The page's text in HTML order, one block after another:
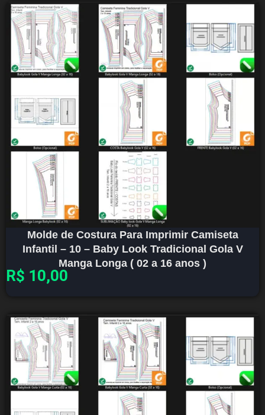
Molde de Costura Para Imprimir Camiseta
Infantil – 10 – Baby Look Tradicional Gola V
Manga Longa ( 02 a 16 anos )
R$ 10,00